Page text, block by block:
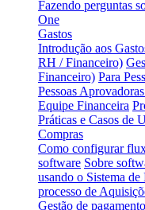
Fazendo perguntas
One
Gastos
Introdução aos
RH / Financeiro)
Financeiro) Para
Pessoas
Equipe Financeira
Práticas e Casos de
Compras
Como configurar
software Sobre
usando o Sistema de
processo de
Gestão de